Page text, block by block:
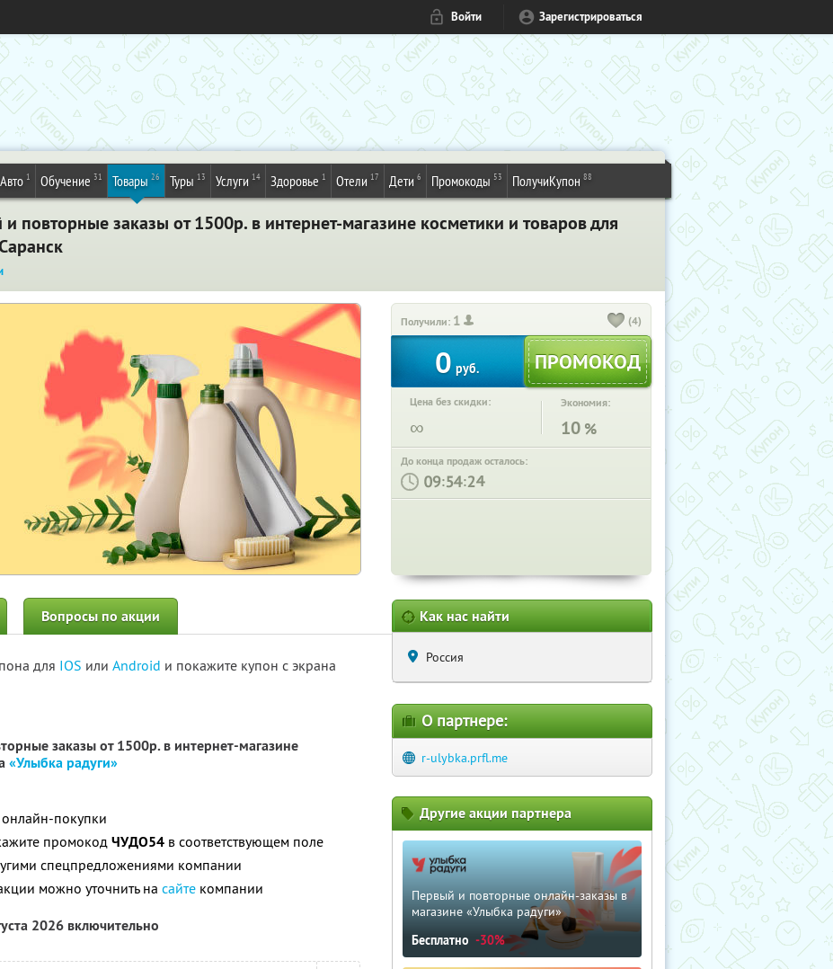
Войти Зарегистрироваться
Авто 1 Обучение 31 Товары 26 Туры 13 Услуги 14 Здоровье 1 Отели 17 Дети 6 Промокоды 53 ПолучиКупон 88
повторные заказы от 1500р. в интернет-магазине косметики и товаров для
Получили: 1 (4)
0 руб.
Цена без скидки:
∞
Экономия:
10 %
До конца продаж осталось:
: :
Вопросы по акции
для IOS или Android и покажите купон с экрана
заказы от 1500р. в интернет-магазине
«Улыбка радуги»
онлайн-покупки
промокодЧУДО54 в соответствующем поле
спецпредложениями компании
можно уточнить на сайте компании
2026 включительно
Как нас найти
Россия
О партнере:
r-ulybka.prfl.me
Другие акции партнера
Первый и повторные онлайн-заказы в
магазине «Улыбка радуги»
Бесплатно -30%